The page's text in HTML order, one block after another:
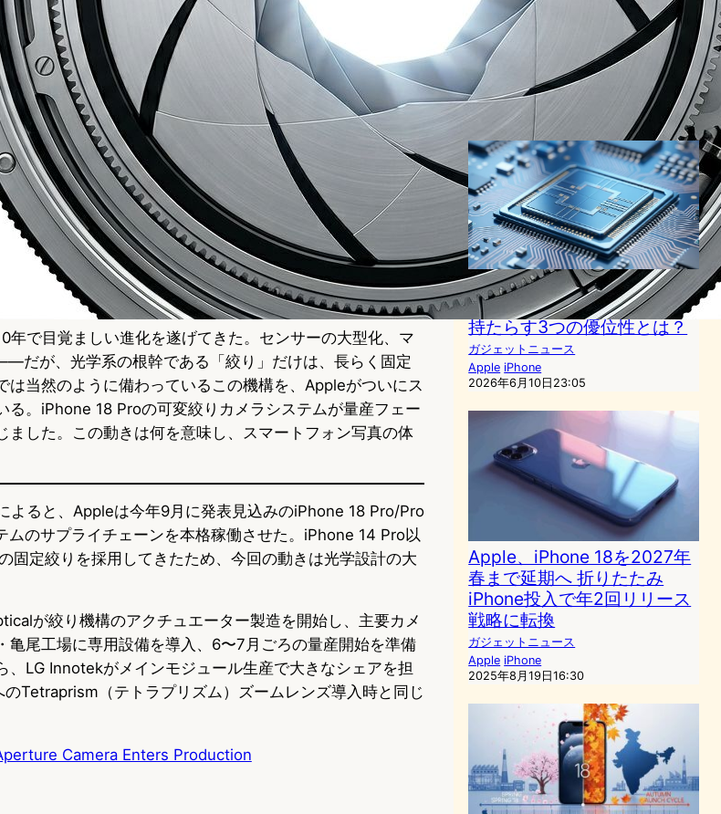
年で目覚ましい進化を遂げてきた。センサーの大型化、マ
だが、光学系の根幹である「絞り」だけは、長らく固定
は当然のように備わっているこの機構を、Appleがついにス
る。iPhone 18 Proの可変絞りカメラシステムが量産フェー
ました。この動きは何を意味し、スマートフォン写真の体
よると、Appleは今年9月に発表見込みのiPhone 18 Pro/Pro
ムのサプライチェーンを本格稼働させた。iPhone 14 Pro以
固定絞りを採用してきたため、今回の動きは光学設計の大
が絞り機構のアクチュエーター製造を開始し、主要カメ
亀尾工場に専用設備を導入、6〜7月ごろの量産開始を準備
、LG Innotekがメインモジュール生産で大きなシェアを担
Tetraprism（テトラプリズム）ズームレンズ導入時と同じ
Camera Enters Production
イ下Face ID部分導入で進化
──Dynamic Island縮小の全
貌
ガジェットニュース
Apple iPhone
2026年1月21日15:30
iPhone 18 Pro・C2モデム・
5G｜Apple自社設計チップが
持たらす3つの優位性とは？
ガジェットニュース
Apple iPhone
2026年6月10日23:05
Apple、iPhone 18を2027年
春まで延期へ 折りたたみ
iPhone投入で年2回リリース
戦略に転換
ガジェットニュース
Apple iPhone
2025年8月19日16:30